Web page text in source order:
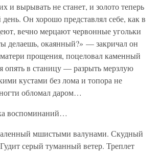
и вырывать не станет, и золото теперь
Он хорошо представлял себе, как в
вечно мерцают червонные угольки
делаешь, окаянный?» — закричал он
прощения, поцеловал каменный
опять в станицу — разрыть мерзлую
кустами без лома и топора не
обломал даром…
воспоминаний…
мшистыми валунами. Скудный
серый туманный ветер. Треплет